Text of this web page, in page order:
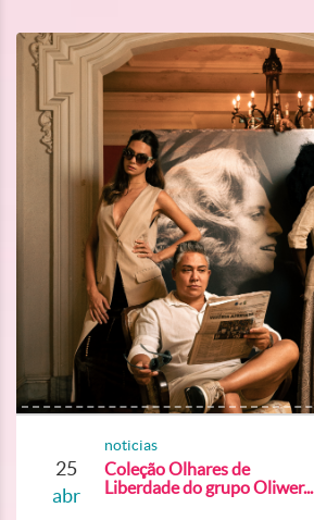
25
abr
noticias
Coleção Olhares de
Liberdade do grupo Oliwer...